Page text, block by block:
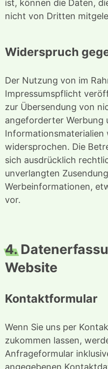
ist, können die Daten,
nicht von Dritten
Widerspruch
Der Nutzung von im
Impressumspflicht
zur Übersendung von
angeforderter Werbung
Informationsmaterialien
widersprochen. Die
sich ausdrücklich
unverlangten
Werbeinformationen,
vor.
4.
Website
Kontaktformular
Wenn Sie uns per
zukommen lassen,
Anfrageformular
angegebenen